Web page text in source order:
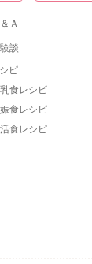
Ａ
談
ピ
食レシピ
食レシピ
食レシピ